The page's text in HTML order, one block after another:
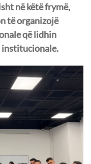
në këtë frymë,
të organizojë
që lidhin
institucionale.